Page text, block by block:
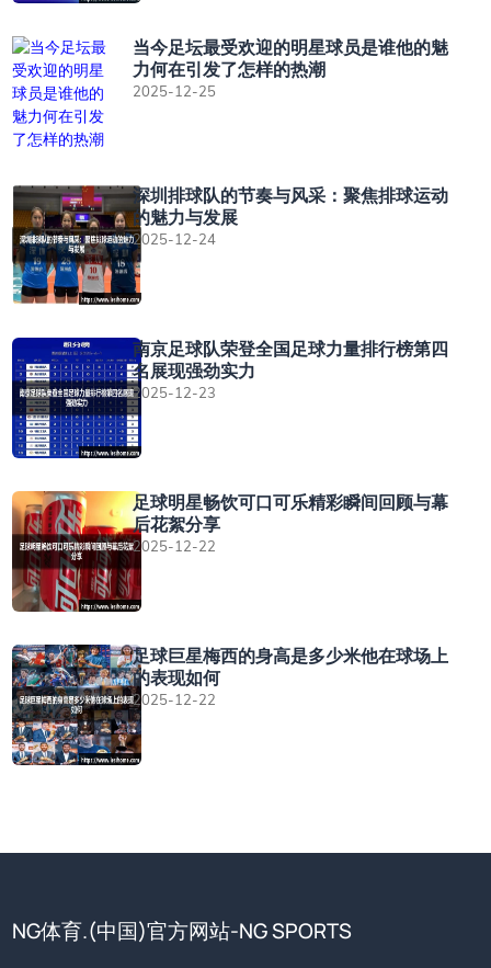
当今足坛最受欢迎的明星球员是谁他的魅
力何在引发了怎样的热潮
2025-12-25
深圳排球队的节奏与风采：聚焦排球运动
的魅力与发展
2025-12-24
南京足球队荣登全国足球力量排行榜第四
名展现强劲实力
2025-12-23
足球明星畅饮可口可乐精彩瞬间回顾与幕
后花絮分享
2025-12-22
足球巨星梅西的身高是多少米他在球场上
的表现如何
2025-12-22
NG体育.(中国)官方网站-NG SPORTS